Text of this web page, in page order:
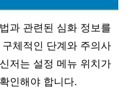
과 관련된 심화 정보를
체적인 단계와 주의사
저는 설정 메뉴 위치가
인해야 합니다.